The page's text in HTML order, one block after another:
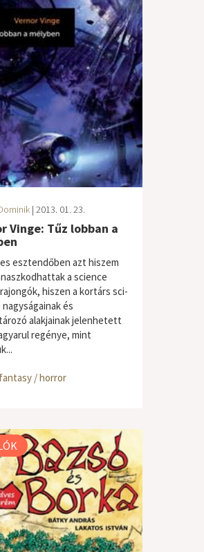
| 2013. 01. 23.
Vinge: Tűz lobban a
es esztendőben azt hiszem
a science
hiszen a kortárs sci-
és
alakjainak jelenhetett
regénye, mint
/ horror